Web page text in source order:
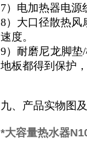
7）电加热器电源
8）大口径散热风
速度。
9）耐磨尼龙脚垫
地板都得到保护
九、产品实物图
*大容量热水器